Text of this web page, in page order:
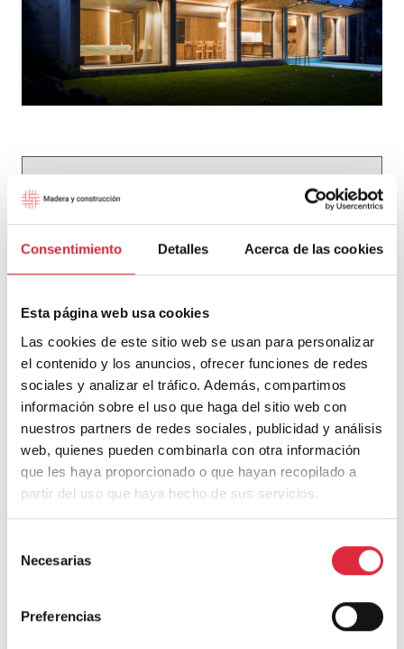
Consentimiento Detalles Acerca de las cookies
Esta página web usa cookies
Las cookies de este sitio web se usan para personalizar
el contenido y los anuncios, ofrecer funciones de redes
sociales y analizar el tráfico. Además, compartimos
información sobre el uso que haga del sitio web con
nuestros partners de redes sociales, publicidad y análisis
web, quienes pueden combinarla con otra información
que les haya proporcionado o que hayan recopilado a
partir del uso que haya hecho de sus servicios.
Necesarias
Preferencias
Madera y Construcción
Noticias de actualidad y proyectos vinculados a
la madera. Una selección del equipo editorial del
blog.
TAMBIÉN PUEDE INTERESARTE